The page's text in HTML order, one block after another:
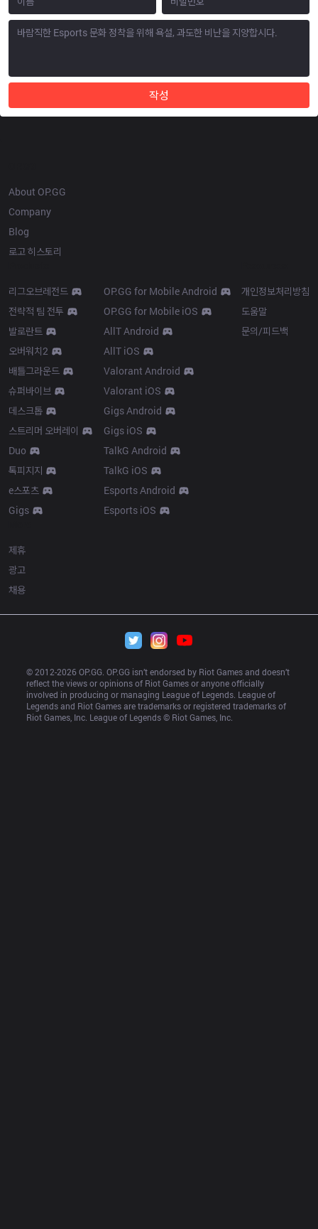
작성
About OP.GG
Company
Blog
로고 히스토리
리그오브레전드
전략적 팀 전투
발로란트
오버워치2
배틀그라운드
슈퍼바이브
데스크톱
스트리머 오버레이
Duo
톡피지지
e스포츠
Gigs
OP.GG for Mobile Android
OP.GG for Mobile iOS
AllT Android
AllT iOS
Valorant Android
Valorant iOS
Gigs Android
Gigs iOS
TalkG Android
TalkG iOS
Esports Android
Esports iOS
개인정보처리방침
도움말
문의/피드백
제휴
광고
채용
© 2012-2026 OP.GG. OP.GG isn’t endorsed by Riot Games and doesn’t
reflect the views or opinions of Riot Games or anyone officially
involved in producing or managing League of Legends. League of
Legends and Riot Games are trademarks or registered trademarks of
Riot Games, Inc. League of Legends © Riot Games, Inc.